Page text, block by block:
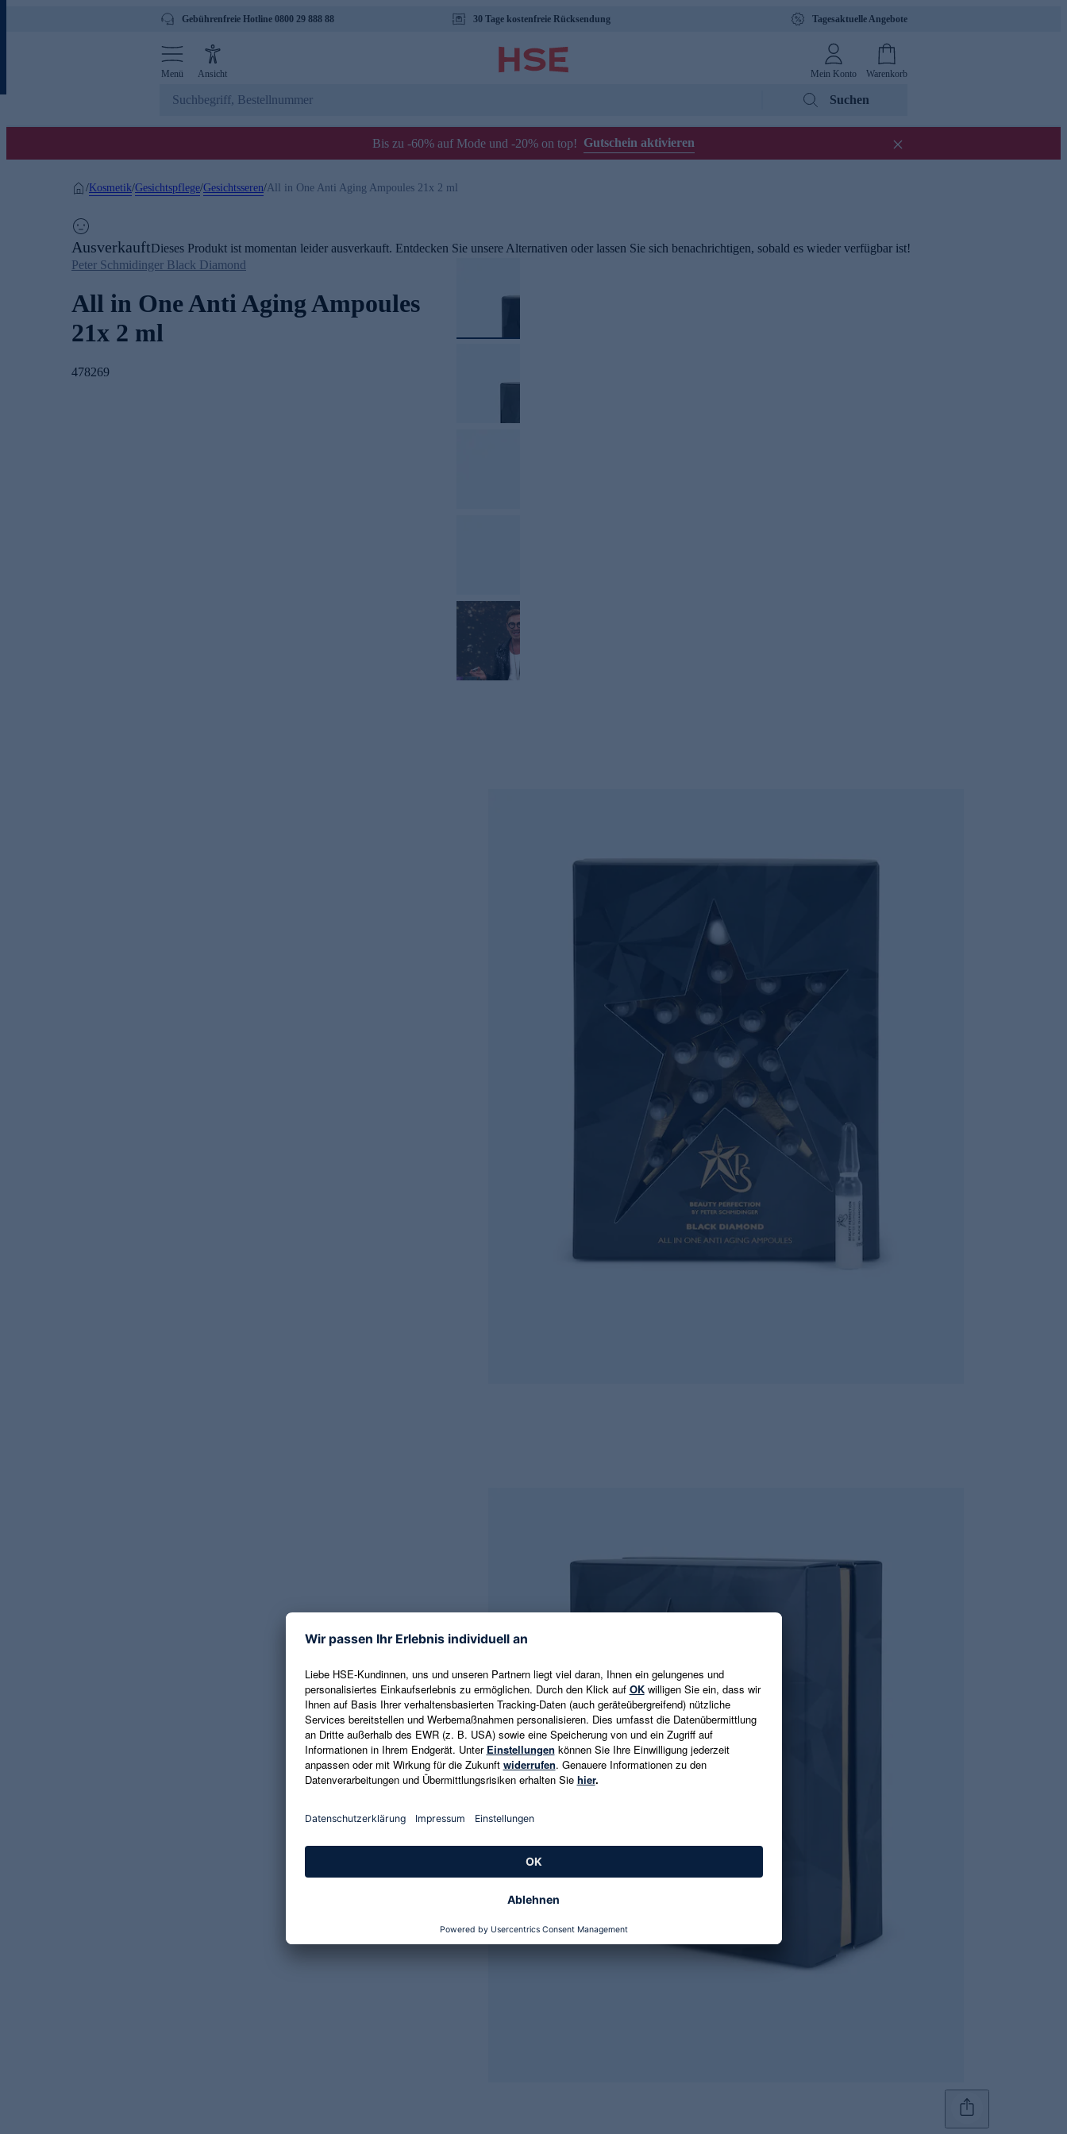
Gebührenfreie Hotline 0800 29 888 88 30 Tage kostenfreie Rücksendung Tagesaktuelle Angebote
Menü Ansicht Mein Konto Warenkorb
Suchen
Bis zu -60% auf Mode und -20% on top! Gutschein aktivieren
/Kosmetik/Gesichtspflege/Gesichtsseren/All in One Anti Aging Ampoules 21x 2 ml
AusverkauftDieses Produkt ist momentan leider ausverkauft. Entdecken Sie unsere Alternativen oder lassen Sie sich benachrichtigen, sobald es wieder verfügbar ist!
Peter Schmidinger Black Diamond
All in One Anti Aging Ampoules
21x 2 ml
478269